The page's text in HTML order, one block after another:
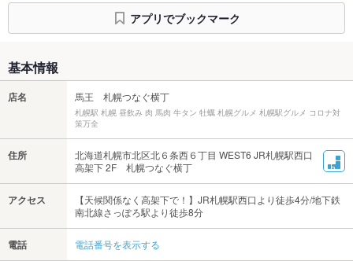
アプリでブックマーク
基本情報
店名 馬王 札幌つなぐ横丁
札幌駅 札幌 昼飲み 肉 馬肉 牛タン 牡蠣 札幌グルメ 札幌駅グルメ コロナ対
策万全
住所
北海道札幌市北区北６条西６丁目 WEST6 JR札幌駅西口
高架下 2F 札幌つなぐ横丁
アクセス
【天候関係なく高架下で！】JR札幌駅西口より徒歩4分/地下鉄
南北線さっぽろ駅より徒歩8分
電話 電話番号を表示する